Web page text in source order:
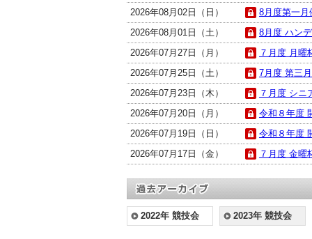
2026年08月02日（日）
8月度第一月
2026年08月01日（土）
8月度 ハン
2026年07月27日（月）
７月度 月曜
2026年07月25日（土）
7月度 第三
2026年07月23日（木）
７月度 シニ
2026年07月20日（月）
令和８年度
2026年07月19日（日）
令和８年度
2026年07月17日（金）
７月度 金曜
2022年 競技会 2023年 競技会